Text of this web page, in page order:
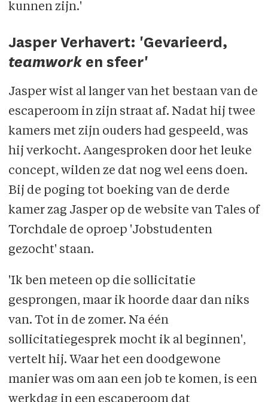
kunnen zijn.'
Jasper Verhavert: 'Gevarieerd,
teamworken sfeer'
Jasper wist al langer van het bestaan van de
escaperoom in zijn straat af. Nadat hij twee
kamers met zijn ouders had gespeeld, was
hij verkocht. Aangesproken door het leuke
concept, wilden ze dat nog wel eens doen.
Bij de poging tot boeking van de derde
kamer zag Jasper op de website van Tales of
Torchdale de oproep 'Jobstudenten
gezocht' staan.
'Ik ben meteen op die sollicitatie
gesprongen, maar ik hoorde daar dan niks
van. Tot in de zomer. Na één
sollicitatiegesprek mocht ik al beginnen',
vertelt hij. Waar het een doodgewone
manier was om aan een job te komen, is een